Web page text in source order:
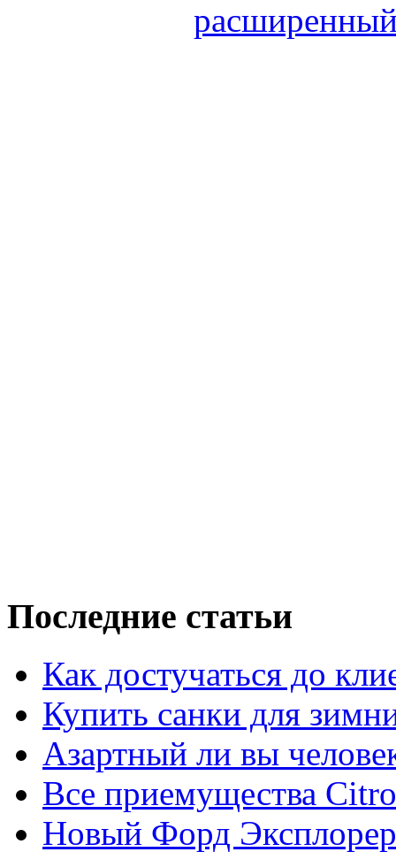
Последние статьи
Как достучаться до
Купить санки для
Азартный ли вы
Все приемущества
Новый Форд